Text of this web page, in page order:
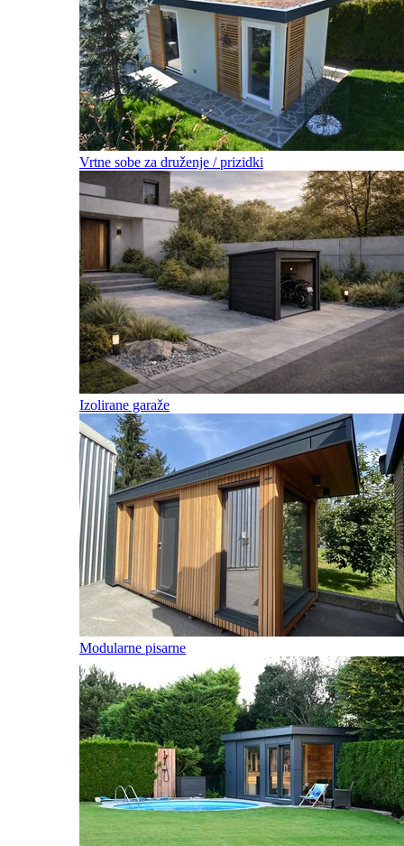
Vrtne sobe za druženje / prizidki
Izolirane garaže
Modularne pisarne